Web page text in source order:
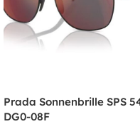
Prada Sonnenbrille SPS
DG0-08F